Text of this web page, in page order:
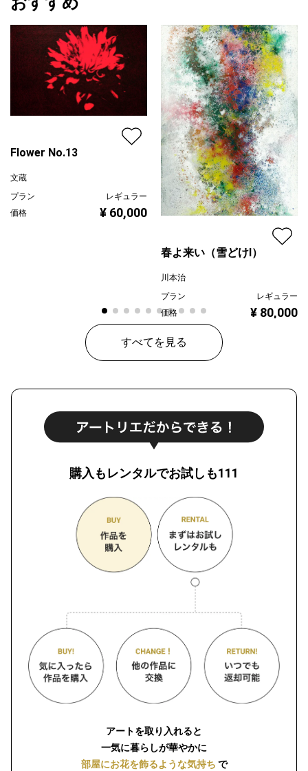
Flower No.13
文蔵
プラン
レギュラー
価格
¥ 60,000
春よ来い（雪どけⅠ）
川本治
プラン
レギュラー
価格
¥ 80,000
すべてを見る
購入もレンタルでお試しも111
アートを取り入れると
一気に暮らしが華やかに
部屋にお花を飾るような気持ち で